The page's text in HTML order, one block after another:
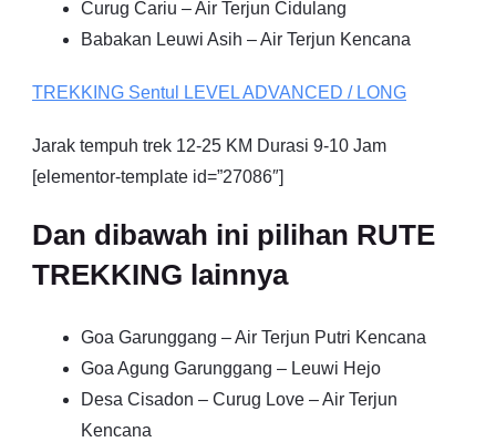
Curug Cariu – Air Terjun Cidulang
Babakan Leuwi Asih – Air Terjun Kencana
TREKKING Sentul LEVEL ADVANCED / LONG
Jarak tempuh trek 12-25 KM Durasi 9-10 Jam
[elementor-template id=”27086″]
Dan dibawah ini pilihan RUTE
TREKKING lainnya
Goa Garunggang – Air Terjun Putri Kencana
Goa Agung Garunggang – Leuwi Hejo
Desa Cisadon – Curug Love – Air Terjun
Kencana